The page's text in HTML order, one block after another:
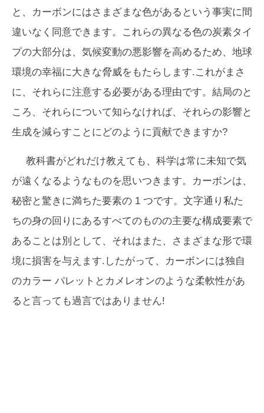
と、カーボンにはさまざまな色があるという事実に間
違いなく同意できます。これらの異なる色の炭素タイ
プの大部分は、気候変動の悪影響を高めるため、地球
環境の幸福に大きな脅威をもたらします.これがまさ
に、それらに注意する必要がある理由です。結局のと
ころ、それらについて知らなければ、それらの影響と
生成を減らすことにどのように貢献できますか?
教科書がどれだけ教えても、科学は常に未知で気
が遠くなるようなものを思いつきます。カーボンは、
秘密と驚きに満ちた要素の 1 つです。文字通り私た
ちの身の回りにあるすべてのものの主要な構成要素で
あることは別として、それはまた、さまざまな形で環
境に損害を与えます.したがって、カーボンには独自
のカラー パレットとカメレオンのような柔軟性があ
ると言っても過言ではありません!